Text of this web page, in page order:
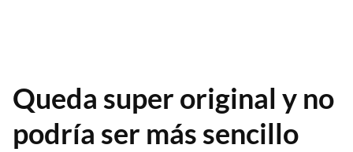
Queda super original y no
podría ser más sencillo